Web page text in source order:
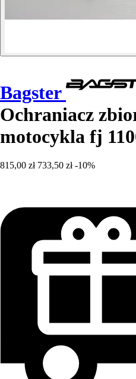
Bagster
Ochraniacz
motocykla fj
815,00 zł 733,50 zł -10%